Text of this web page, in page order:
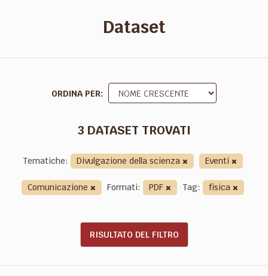
Dataset
ORDINA PER
3 DATASET TROVATI
Tematiche: Divulgazione della scienza
Eventi
Comunicazione
Formati: PDF Tag: fisica
RISULTATO DEL FILTRO